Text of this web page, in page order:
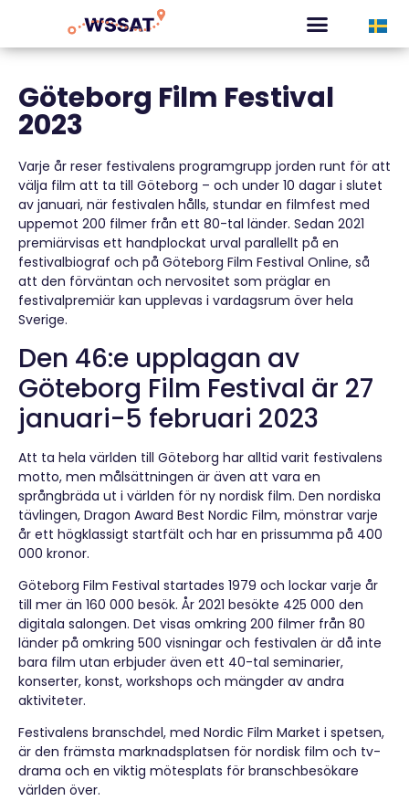
Göteborg Film Festival
2023
Varje år reser festivalens programgrupp jorden runt för att
välja film att ta till Göteborg – och under 10 dagar i slutet
av januari, när festivalen hålls, stundar en filmfest med
uppemot 200 filmer från ett 80-tal länder. Sedan 2021
premiärvisas ett handplockat urval parallellt på en
festivalbiograf och på Göteborg Film Festival Online, så
att den förväntan och nervositet som präglar en
festivalpremiär kan upplevas i vardagsrum över hela
Sverige.
Den 46:e upplagan av
Göteborg Film Festival är 27
januari-5 februari 2023
Att ta hela världen till Göteborg har alltid varit festivalens
motto, men målsättningen är även att vara en
språngbräda ut i världen för ny nordisk film. Den nordiska
tävlingen, Dragon Award Best Nordic Film, mönstrar varje
år ett högklassigt startfält och har en prissumma på 400
000 kronor.
Göteborg Film Festival startades 1979 och lockar varje år
till mer än 160 000 besök. År 2021 besökte 425 000 den
digitala salongen. Det visas omkring 200 filmer från 80
länder på omkring 500 visningar och festivalen är då inte
bara film utan erbjuder även ett 40-tal seminarier,
konserter, konst, workshops och mängder av andra
aktiviteter.
Festivalens branschdel, med Nordic Film Market i spetsen,
är den främsta marknadsplatsen för nordisk film och tv-
drama och en viktig mötesplats för branschbesökare
världen över.